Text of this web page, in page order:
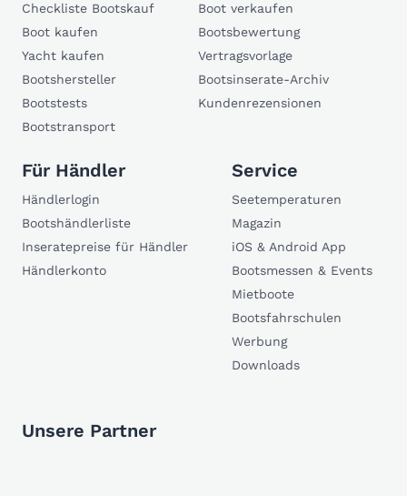
Checkliste Bootskauf
Boot kaufen
Yacht kaufen
Bootshersteller
Bootstests
Bootstransport
Boot verkaufen
Bootsbewertung
Vertragsvorlage
Bootsinserate-Archiv
Kundenrezensionen
Für Händler
Händlerlogin
Bootshändlerliste
Inseratepreise für Händler
Händlerkonto
Service
Seetemperaturen
Magazin
iOS & Android App
Bootsmessen & Events
Mietboote
Bootsfahrschulen
Werbung
Downloads
Unsere Partner